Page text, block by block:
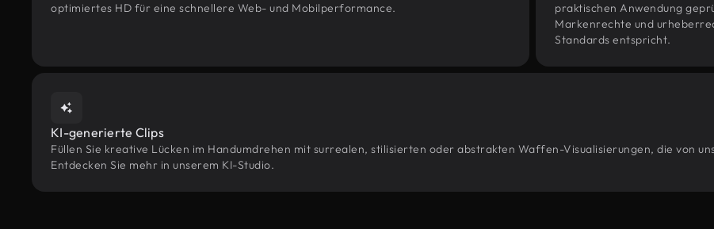
optimiertes HD für eine schnellere Web- und Mobilperformance.
praktischen Anwendung
Markenrechte und
Standards entspricht.
KI-generierte Clips
Füllen Sie kreative Lücken im Handumdrehen mit surrealen, stilisierten oder abstrakten Waffen-Visualisierungen, die von
Entdecken Sie mehr in unserem KI-Studio.